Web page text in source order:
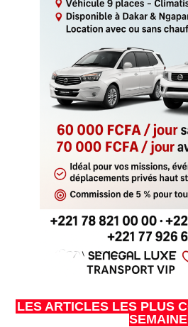
LES ARTICLES LES PLUS
SEMAINE